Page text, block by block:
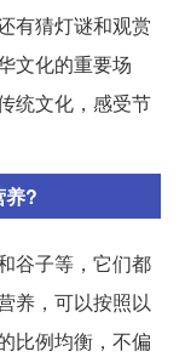
有猜灯谜和观赏
文化的重要场
统文化，感受节
养?
谷子等，它们都
养，可以按照以
比例均衡，不偏